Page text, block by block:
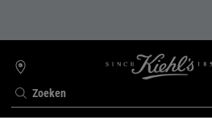
Zoeken
WINKELZOEKER